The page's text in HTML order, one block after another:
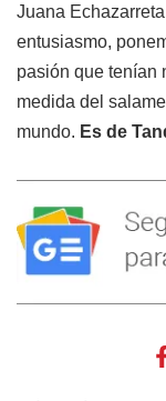
Juana
entusiasmo,
pasión que tenían
medida del
mundo. Es de